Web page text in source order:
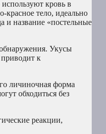
кровь в
красное тело, идеально
и название «постельные
Укусы
к
личиночная форма
обходиться без
реакции,